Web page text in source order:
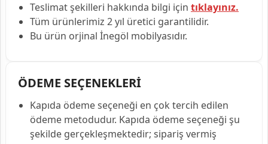
Teslimat şekilleri hakkında bilgi için tıklayınız.
Tüm ürünlerimiz 2 yıl üretici garantilidir.
Bu ürün orjinal İnegöl mobilyasıdır.
ÖDEME SEÇENEKLERİ
Kapıda ödeme seçeneği en çok tercih edilen
ödeme metodudur. Kapıda ödeme seçeneği şu
şekilde gerçekleşmektedir; sipariş vermiş